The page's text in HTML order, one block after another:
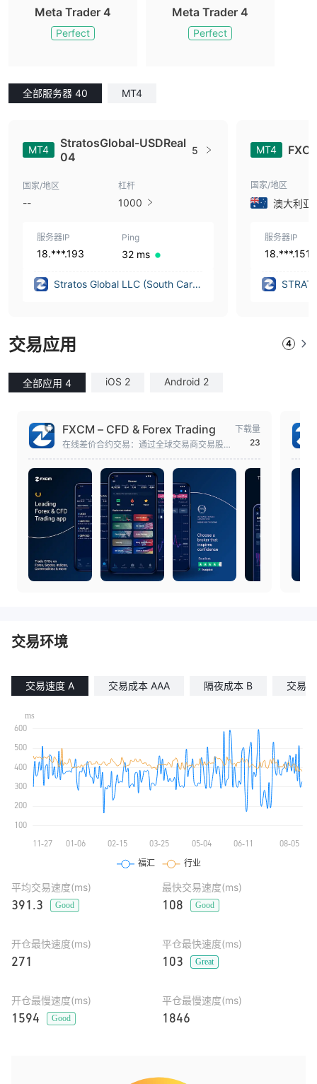
Meta Trader 4
Perfect
Meta Trader 4
Perfect
全部服务器 40 MT4
MT4
StratosGlobal-USDReal
04
5
国家/地区
--
杠杆
1000
服务器IP
18.***.193
Ping
32 ms
Stratos Global LLC (South Caroli
MT4
国家/地区
澳大利亚
服务器IP
18.***.151
交易应用 4
全部应用 4 iOS 2 Android 2
FXCM – CFD & Forex Trading
在线差价合约交易：通过全球交易商交易股
下载量
23
交易环境
交易速度 A 交易成本 AAA 隔夜成本 B 交易
平均交易速度(ms)
391.3 Good
最快交易速度(ms)
108 Good
开仓最快速度(ms)
271
平仓最快速度(ms)
103 Great
开仓最慢速度(ms)
1594 Good
平仓最慢速度(ms)
1846